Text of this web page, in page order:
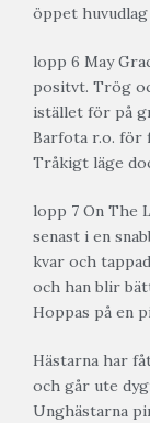
öppet
lopp 6 May
positvt. Trög
istället för på
Barfota r.o. för
Tråkigt läge
lopp 7 On The
senast i en
kvar och
och han blir
Hoppas på en
Hästarna har
och går ute
Unghästarna